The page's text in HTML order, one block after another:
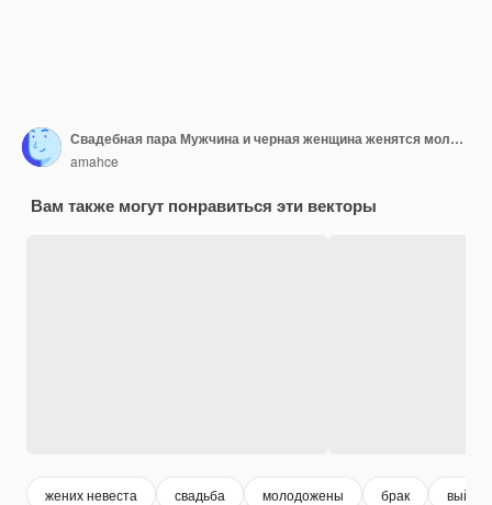
Свадебная пара Мужчина и черная женщина женятся молодоженов
amahce
Вам также могут понравиться эти векторы
жених невеста свадьба молодожены брак выйти